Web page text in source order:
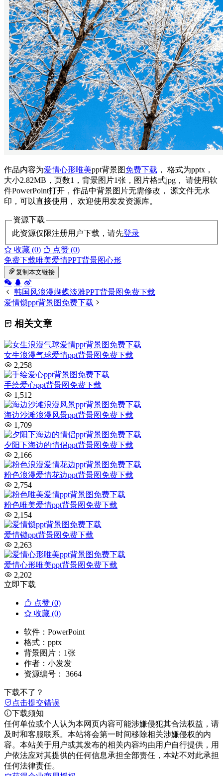
作品内容为爱情心形唯美ppt背景图免费下载 ， 格式为pptx，
大小2.82MB，页数1，背景图片1张，图片格式jpg， 请使用软
件PowerPoint打开，作品中背景图片无需修改， 源文件无水
印，可以直接使用， 欢迎使用发发资源库。
资源下载
此资源仅限注册用户下载，请先登录
收藏 (0)
点赞 (0)
免费下载唯美爱情PPT背景图心形
复制本文链接
韩国风浪漫蝴蝶淡雅PPT背景图免费下载
爱情锁ppt背景图免费下载
相关文章
女生浪漫气球爱情ppt背景图免费下载
2,258
手绘爱心ppt背景图免费下载
1,512
海边沙滩浪漫风景ppt背景图免费下载
1,709
夕阳下海边的情侣ppt背景图免费下载
2,166
粉色浪漫爱情花边ppt背景图免费下载
2,754
粉色唯美爱情ppt背景图免费下载
2,154
爱情锁ppt背景图免费下载
2,263
爱情心形唯美ppt背景图免费下载
2,202
立即下载
点赞 (0)
收藏 (0)
软件： PowerPoint
格式： pptx
背景图片： 1张
作者： 小发发
资源编号： 3664
下载不了？
点击提交错误
下载须知
任何单位或个人认为本网页内容可能涉嫌侵犯其合法权益，请
及时和客服联系。本站将会第一时间移除相关涉嫌侵权的内
容。本站关于用户或其发布的相关内容均由用户自行提供，用
户依法应对其提供的任何信息承担全部责任，本站不对此承担
任何法律责任。